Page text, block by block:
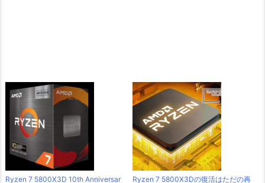
Ryzen 7 5800X3D 10th Anniversar
Ryzen 7 5800X3Dの復活はただの再